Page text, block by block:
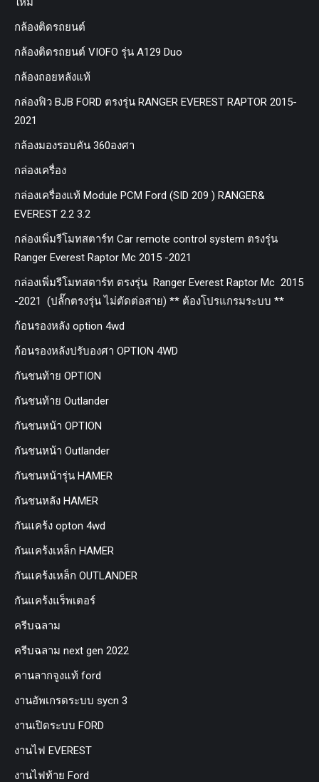
กล้องติดรถยนต์
กล้องติดรถยนต์ VIOFO รุ่น A129 Duo
กล้องถอยหลังแท้
กล่องฟิว BJB FORD ตรงรุ่น RANGER EVEREST RAPTOR 2015-
2021
กล้องมองรอบคัน 360องศา
กล่องเครื่อง
กล่องเครื่องแท้ Module PCM Ford (SID 209 ) RANGER&
EVEREST 2.2 3.2
กล่องเพิ่มรีโมทสตาร์ท Car remote control system ตรงรุ่น
Ranger Everest Raptor Mc 2015 -2021
กล่องเพิ่มรีโมทสตาร์ท ตรงรุ่น Ranger Everest Raptor Mc 2015
-2021 (ปลั๊กตรงรุ่น ไม่ตัดต่อสาย) ** ต้องโปรแกรมระบบ **
ก้อนรองหลัง option 4wd
ก้อนรองหลังปรับองศา OPTION 4WD
กันชนท้าย OPTION
กันชนท้าย Outlander
กันชนหน้า OPTION
กันชนหน้า Outlander
กันชนหน้ารุ่น HAMER
กันชนหลัง HAMER
กันแคร้ง opton 4wd
กันแคร้งเหล็ก HAMER
กันแคร้งเหล็ก OUTLANDER
กันแคร้งแร็พเตอร์
ครีบฉลาม
ครีบฉลาม next gen 2022
คานลากจูงแท้ ford
งานอัพเกรดระบบ sycn 3
งานเปิดระบบ FORD
งานไฟ EVEREST
งานไฟท้าย Ford